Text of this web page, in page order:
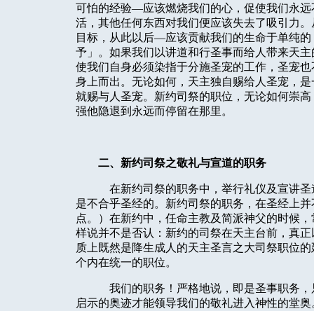
可怕的经验—应该燃烧我们的心，促使我们永
活，其他任何东西对我们便应该失去了吸引力
目标，从此以后—应该贡献我们的生命于单纯
予」。如果我们以讲道和行圣事而给人带来天
使我们自身必须染指于分施圣宠的工作，圣宠
身上而出。无论如何，天主独自赐给人圣宠，
就赐与人圣宠。新约司祭的职位，无论如何崇
强他隐退到永远而停留在那里。
二、新约司祭之敬礼与宣道的职务
在新约司祭的职务中，举行礼仪及宣讲
是不合乎圣经的。新约司祭的职务，在圣经上
点。）在新约中，任命主教及简派神父的时候
样说并不是否认：新约的司祭在天主台前，真
质上既然是降生成人的天主圣言之大司祭职位
个内在统一的职位。
我们的职务！严格地说，即是圣事职务
启示的奥迹才能领导我们的敬礼进入神性的堂